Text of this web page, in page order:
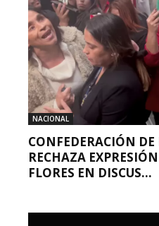
NACIONAL
CONFEDERACIÓN DE
RECHAZA
FLORES EN DISCUS...